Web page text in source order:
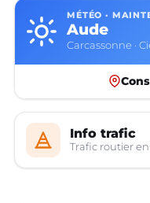
MÉTÉO ·
Aude
Carcassonne ·
Info trafic
Trafic routier